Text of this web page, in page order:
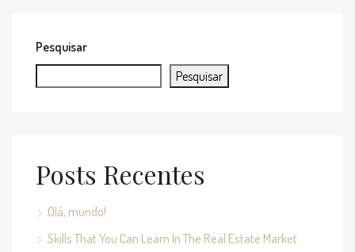
Pesquisar
Pesquisar
Posts Recentes
Olá, mundo!
Skills That You Can Learn In The Real Estate Market